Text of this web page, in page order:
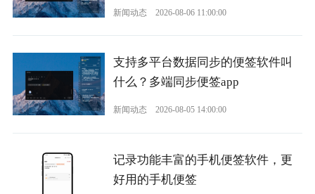
新闻动态 2026-08-06 11:00:00
支持多平台数据同步的便签软件叫
什么？多端同步便签app
新闻动态 2026-08-05 14:00:00
记录功能丰富的手机便签软件，更
好用的手机便签